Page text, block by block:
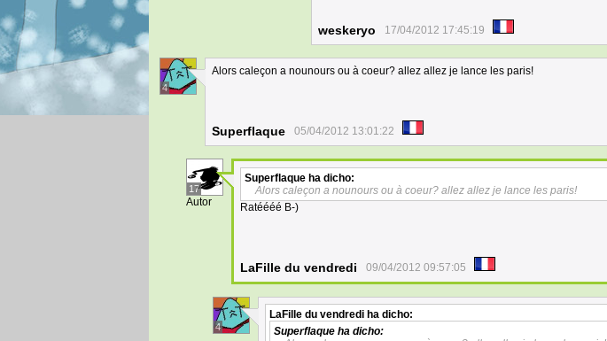
weskeryo 17/04/2012 17:45:19
4
Alors caleçon a nounours ou à coeur? allez allez je lance les paris!
Superflaque 05/04/2012 13:01:22
17
Autor
Superflaque ha dicho:
Alors caleçon a nounours ou à coeur? allez allez je lance les paris!
Ratéééé B-)
LaFille du vendredi 09/04/2012 09:57:05
4
LaFille du vendredi ha dicho:
Superflaque ha dicho: